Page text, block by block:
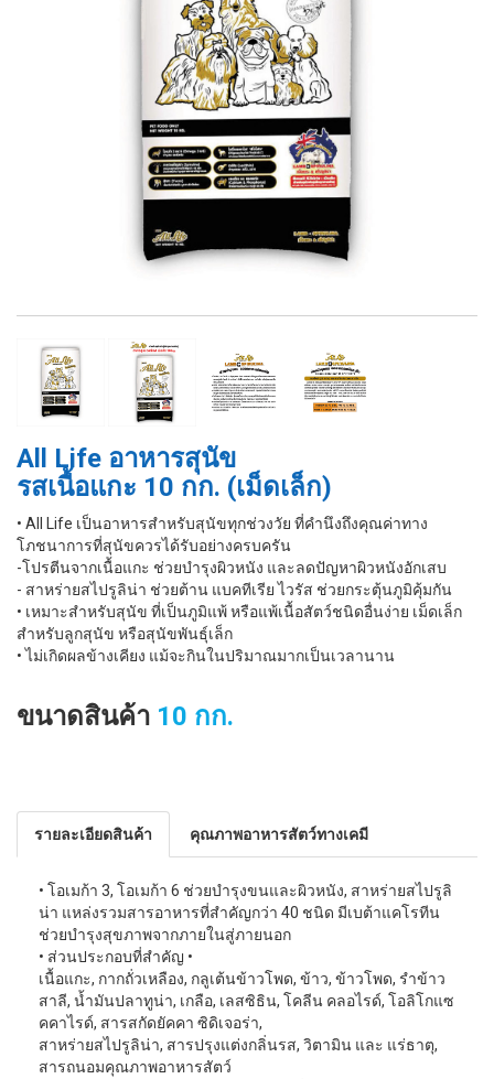
All Life อาหารสุนัข
รสเนื้อแกะ 10 กก. (เม็ดเล็ก)
• All Life เป็นอาหารสำหรับสุนัขทุกช่วงวัย ที่คำนึงถึงคุณค่าทาง
โภชนาการที่สุนัขควรได้รับอย่างครบครัน
-โปรตีนจากเนื้อแกะ ช่วยบำรุงผิวหนัง และลดปัญหาผิวหนังอักเสบ
- สาหร่ายสไปรูลิน่า ช่วยต้าน แบคทีเรีย ไวรัส ช่วยกระตุ้นภูมิคุ้มกัน
• เหมาะสำหรับสุนัข ที่เป็นภูมิแพ้ หรือแพ้เนื้อสัตว์ชนิดอื่นง่าย เม็ดเล็ก
สำหรับลูกสุนัข หรือสุนัขพันธุ์เล็ก
• ไม่เกิดผลข้างเคียง แม้จะกินในปริมาณมากเป็นเวลานาน
ขนาดสินค้า 10 กก.
รายละเอียดสินค้า คุณภาพอาหารสัตว์ทางเคมี
• โอเมก้า 3, โอเมก้า 6 ช่วยบำรุงขนและผิวหนัง, สาหร่ายสไปรูลิ
น่า แหล่งรวมสารอาหารที่สำคัญกว่า 40 ชนิด มีเบต้าแคโรทีน
ช่วยบำรุงสุขภาพจากภายในสู่ภายนอก
• ส่วนประกอบที่สำคัญ •
เนื้อแกะ, กากถั่วเหลือง, กลูเต้นข้าวโพด, ข้าว, ข้าวโพด, รำข้าว
สาลี, นํ้ามันปลาทูน่า, เกลือ, เลสซิธิน, โคลีน คลอไรด์, โอลิโกแซ
คคาไรด์, สารสกัดยัคคา ซิดิเจอร่า,
สาหร่ายสไปรูลิน่า, สารปรุงแต่งกลิ่นรส, วิตามิน และ แร่ธาตุ,
สารถนอมคุณภาพอาหารสัตว์